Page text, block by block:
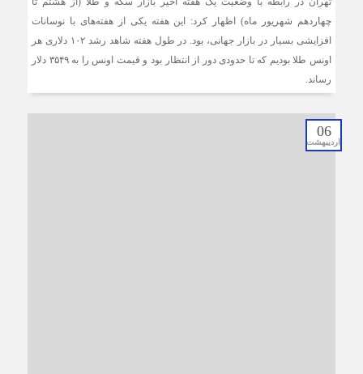
چهاردهم شهریور ماه) اظهار کرد: این هفته یکی از هفته‌های با نوسانات
افزایشی بسیار در بازار جهانی، بود. در طول هفته شاهد رشد ۱۰۲ دلاری هر
اونس طلا بودیم که تا حدودی دور از انتظار بود و قیمت اونس را به ٣۵۴٩ دلار
رساند.
06
اردیبهشت